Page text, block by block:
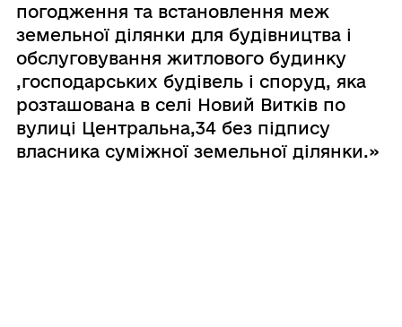
погодження та встановлення меж
земельної ділянки для будівництва і
обслуговування житлового будинку
,господарських будівель і споруд, яка
розташована в селі Новий Витків по
вулиці Центральна,34 без підпису
власника суміжної земельної ділянки.»